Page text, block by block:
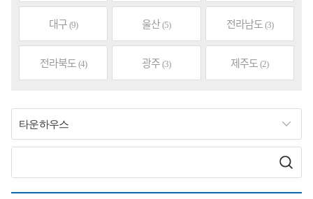
대구 (9) 울산 (5) 전라남도 (3)
전라북도 (4) 광주 (3) 제주도 (2)
타운하우스